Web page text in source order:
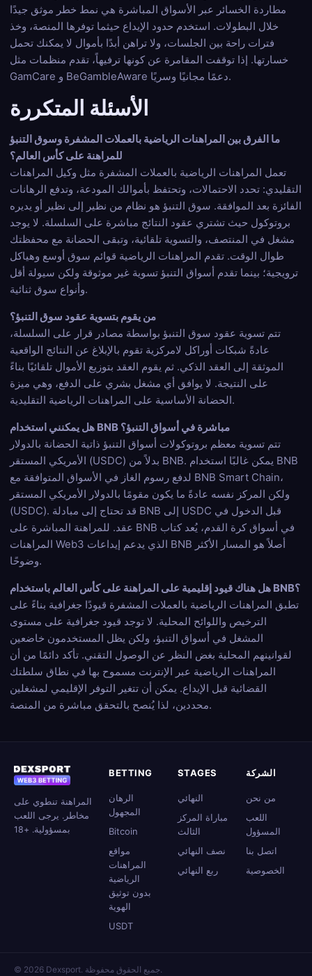
مطاردة الخسائر عبر الأسواق المباشرة هي نمط خطر موثق جيدًا
خلال البطولات. استخدم حدود الإيداع حيثما توفرها المنصة، وخذ
فترات راحة بين الجلسات، ولا تراهن أبدًا بأموال لا يمكنك تحمل
خسارتها. إذا توقفت المقامرة عن كونها ترفيهاً، تقدم منظمات مثل
GamCare و BeGambleAware دعمًا مجانيًا وسريًا.
الأسئلة المتكررة
ما الفرق بين المراهنات الرياضية بالعملات المشفرة وسوق التنبؤ
للمراهنة على كأس العالم؟
تعمل المراهنات الرياضية بالعملات المشفرة مثل وكيل المراهنات
التقليدي: تحدد الاحتمالات، وتحتفظ بأموالك المودعة، وتدفع الرهانات
الفائزة بعد الموافقة. سوق التنبؤ هو نظام من نظير إلى نظير أو يديره
بروتوكول حيث تشتري عقود النتائج مباشرة على السلسلة. لا يوجد
مشغل في المنتصف، والتسوية تلقائية، وتبقى الحضانة مع محفظتك
طوال الوقت. تقدم المراهنات الرياضية قوائم سوق أوسع وهياكل
ترويجية؛ بينما تقدم أسواق التنبؤ تسوية غير موثوقة ولكن سيولة أقل
وأنواع سوق ثنائية.
من يقوم بتسوية عقود سوق التنبؤ؟
تتم تسوية عقود سوق التنبؤ بواسطة مصادر قرار على السلسلة،
عادةً شبكات أوراكل لامركزية تقوم بالإبلاغ عن النتائج الواقعية
الموثقة إلى العقد الذكي. ثم يقوم العقد بتوزيع الأموال تلقائيًا بناءً
على النتيجة. لا يوافق أي مشغل بشري على الدفع، وهي ميزة
الحضانة الأساسية على المراهنات الرياضية التقليدية.
هل يمكنني استخدام BNB مباشرة في أسواق التنبؤ؟
تتم تسوية معظم بروتوكولات أسواق التنبؤ ذاتية الحضانة بالدولار
الأمريكي المستقر (USDC) بدلاً من BNB. يمكن غالبًا استخدام BNB
لدفع رسوم الغاز في الأسواق المتوافقة مع BNB Smart Chain،
ولكن المركز نفسه عادةً ما يكون مقومًا بالدولار الأمريكي المستقر
(USDC). قد تحتاج إلى مبادلة BNB إلى USDC قبل الدخول في
عقد. للمراهنة المباشرة على BNB في أسواق كرة القدم، يُعد كتاب
المراهنات Web3 الذي يدعم إيداعات BNB أصلاً هو المسار الأكثر
وضوحًا.
هل هناك قيود إقليمية على المراهنة على كأس العالم باستخدام BNB؟
تطبق المراهنات الرياضية بالعملات المشفرة قيودًا جغرافية بناءً على
الترخيص واللوائح المحلية. لا توجد قيود جغرافية على مستوى
المشغل في أسواق التنبؤ، ولكن يظل المستخدمون خاضعين
لقوانينهم المحلية بغض النظر عن الوصول التقني. تأكد دائمًا من أن
المراهنات الرياضية عبر الإنترنت مسموح بها في نطاق سلطتك
القضائية قبل الإيداع. يمكن أن تتغير التوفر الإقليمي لمشغلين
محددين، لذا يُنصح بالتحقق مباشرة من المنصة.
المراهنة تنطوي على
مخاطر. يرجى اللعب
بمسؤولية. +18
BETTING
الرهان
المجهول
Bitcoin
مواقع
المراهنات
الرياضية
بدون توثيق
الهوية
USDT
STAGES
النهائي
مباراة المركز
الثالث
نصف النهائي
ربع النهائي
الشركة
من نحن
اللعب
المسؤول
اتصل بنا
الخصوصية
© 2026 Dexsport. جميع الحقوق محفوظة.